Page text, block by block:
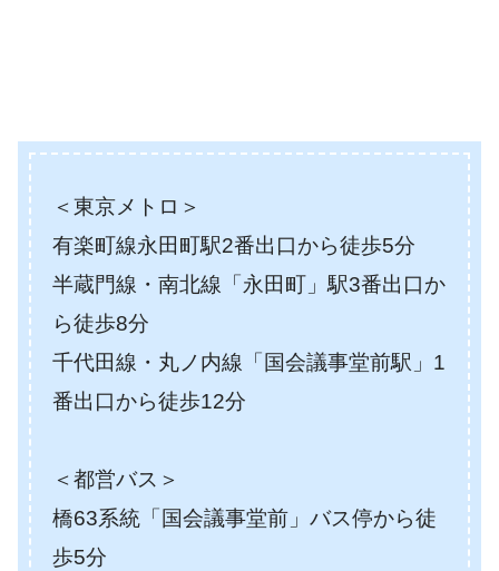
＜東京メトロ＞
有楽町線永田町駅2番出口から徒歩5分
半蔵門線・南北線「永田町」駅3番出口か
ら徒歩8分
千代田線・丸ノ内線「国会議事堂前駅」1
番出口から徒歩12分
＜都営バス＞
橋63系統「国会議事堂前」バス停から徒
歩5分